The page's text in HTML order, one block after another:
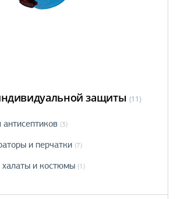
защиты (11)
(3)
и перчатки (7)
и костюмы (1)